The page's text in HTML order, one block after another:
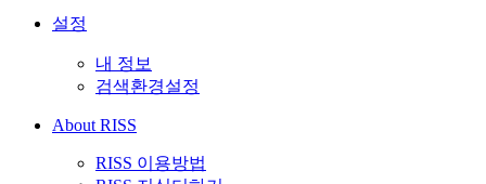
설정
내 정보
검색환경설정
About RISS
RISS 이용방법